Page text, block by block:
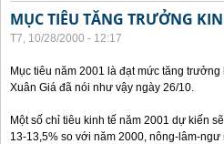
MỤC TIÊU TĂNG TRƯỞNG
T7, 10/28/2000 - 12:17
Mục tiêu năm 2001 là đạt mức tăng
Xuân Giá đã nói như vậy ngày 26/10.
Một số chỉ tiêu kinh tế năm 2001 dự kiến
13-13,5% so với năm 2000, nông-lâm-